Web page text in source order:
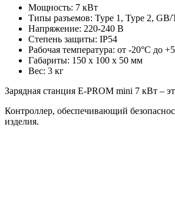
Мощность: 7 кВт
Типы разъемов: Type 1, Type 2, GB/
Напряжение: 220-240 В
Степень защиты: IP54
Рабочая температура: от -20°C до
Габариты: 150 x 100 x 50 мм
Вес: 3 кг
Зарядная станция E-PROM mini 7 кВт –
Контроллер, обеспечивающий
изделия.